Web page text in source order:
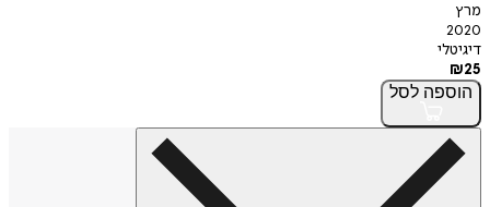
מרץ
2020
דיגיטלי
₪25
הוספה לסל